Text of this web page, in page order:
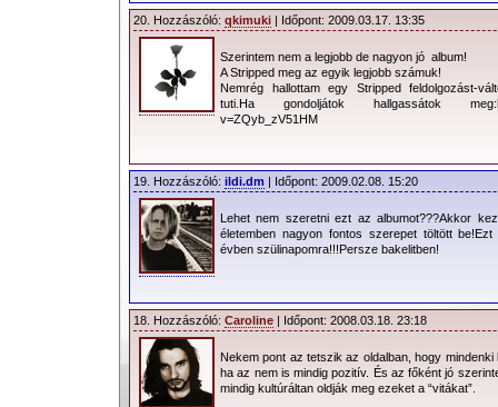
20. Hozzászóló: qkimuki | Időpont: 2009.03.17. 13:35
Szerintem nem a legjobb de nagyon jó album!
A Stripped meg az egyik legjobb számuk!
Nemrég hallottam egy Stripped feldolgozást-
tuti.Ha gondoljátok hallgassátok
v=ZQyb_zV51HM
19. Hozzászóló: ildi.dm | Időpont: 2009.02.08. 15:20
Lehet nem szeretni ezt az albumot???Akkor
életemben nagyon fontos szerepet töltött
évben szülinapomra!!!Persze bakelitben!
18. Hozzászóló: Caroline | Időpont: 2008.03.18. 23:18
Nekem pont az tetszik az oldalban, hogy
ha az nem is mindig pozitív. És az főként jó
mindig kultúráltan oldják meg ezeket a “vitákat”.